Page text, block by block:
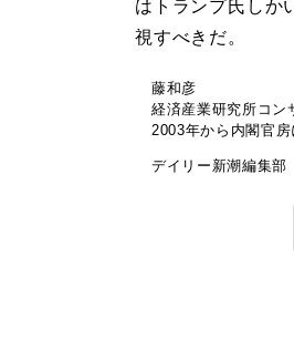
はトランプ氏しか
視すべきだ。
藤和彦
経済産業研究所コン
2003年から内閣官
デイリー新潮編集部